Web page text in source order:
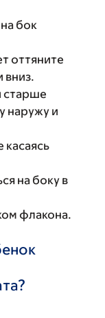
бок
оттяните
вниз.
старше
наружу и
касаясь
на боку в
флакона.